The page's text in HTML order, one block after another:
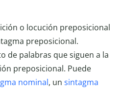
o locución preposicional
preposicional.
de palabras que siguen a la
preposicional. Puede
nominal, un sintagma